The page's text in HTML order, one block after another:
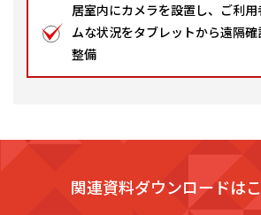
居室内にカメラを設置し、ご利
ムな状況をタブレットから遠隔
整備
関連資料ダウンロードは